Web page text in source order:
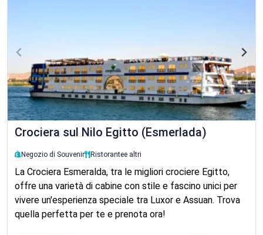
Crociera sul Nilo Egitto (Esmerlada)
Negozio di Souvenir Ristorantee altri
La Crociera Esmeralda, tra le migliori crociere Egitto,
offre una varietà di cabine con stile e fascino unici per
vivere un'esperienza speciale tra Luxor e Assuan. Trova
quella perfetta per te e prenota ora!